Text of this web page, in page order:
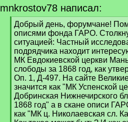
mnkrostov78 написал:
[
q
]
Добрый день, форумчане!
описями фонда ГАРО.
ситуацией: Частный
подрядчика находит
МК Евдокиевской церкви
слободы за 1868 год, как
Оп. 1, Д-497. На сайте
значится как "МК Успенской
Добринская Нижнечирского
1868 год" а в скане описи
как "МК ц. Николаевская сл.